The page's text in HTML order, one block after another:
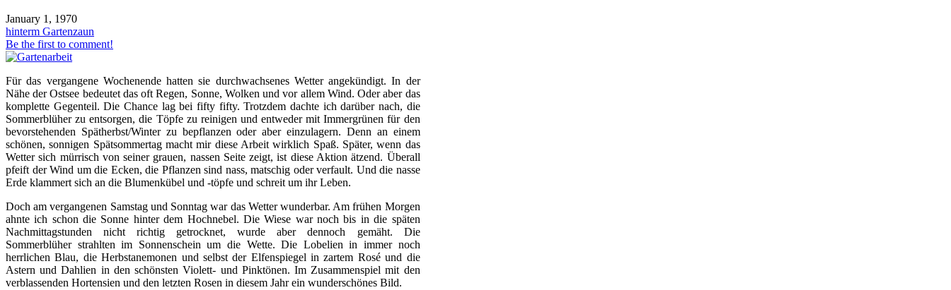
January 1, 1970
hinterm Gartenzaun
Be the first to comment!
Für das vergangene Wochenende hatten sie durchwachsenes Wetter angekündigt. In der
Nähe der Ostsee bedeutet das oft Regen, Sonne, Wolken und vor allem Wind. Oder aber das
komplette Gegenteil. Die Chance lag bei fifty fifty. Trotzdem dachte ich darüber nach, die
Sommerblüher zu entsorgen, die Töpfe zu reinigen und entweder mit Immergrünen für den
bevorstehenden Spätherbst/Winter zu bepflanzen oder aber einzulagern. Denn an einem
schönen, sonnigen Spätsommertag macht mir diese Arbeit wirklich Spaß. Später, wenn das
Wetter sich mürrisch von seiner grauen, nassen Seite zeigt, ist diese Aktion ätzend. Überall
pfeift der Wind um die Ecken, die Pflanzen sind nass, matschig oder verfault. Und die nasse
Erde klammert sich an die Blumenkübel und -töpfe und schreit um ihr Leben.
Doch am vergangenen Samstag und Sonntag war das Wetter wunderbar. Am frühen Morgen
ahnte ich schon die Sonne hinter dem Hochnebel. Die Wiese war noch bis in die späten
Nachmittagstunden nicht richtig getrocknet, wurde aber dennoch gemäht. Die
Sommerblüher strahlten im Sonnenschein um die Wette. Die Lobelien in immer noch
herrlichen Blau, die Herbstanemonen und selbst der Elfenspiegel in zartem Rosé und die
Astern und Dahlien in den schönsten Violett- und Pinktönen. Im Zusammenspiel mit den
verblassenden Hortensien und den letzten Rosen in diesem Jahr ein wunderschönes Bild.